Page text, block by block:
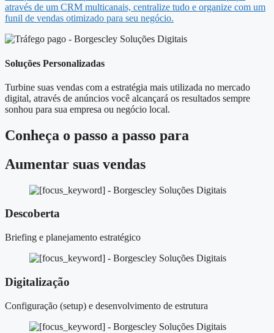
através de um CRM multicanais, centralize tudo e organize com um
funil de vendas otimizado para seu negócio.
Soluções Personalizadas
Turbine suas vendas com a estratégia mais utilizada no mercado
digital, através de anúncios você alcançará os resultados sempre
sonhou para sua empresa ou negócio local.
Conheça o passo a passo para
Aumentar suas vendas
Descoberta
Briefing e planejamento estratégico
Digitalização
Configuração (setup) e desenvolvimento de estrutura